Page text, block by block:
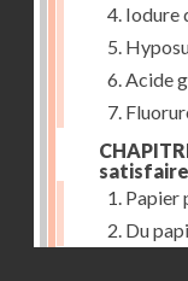
4. Iodure
5.
6. Acide
7.
1. Papier
2. Du